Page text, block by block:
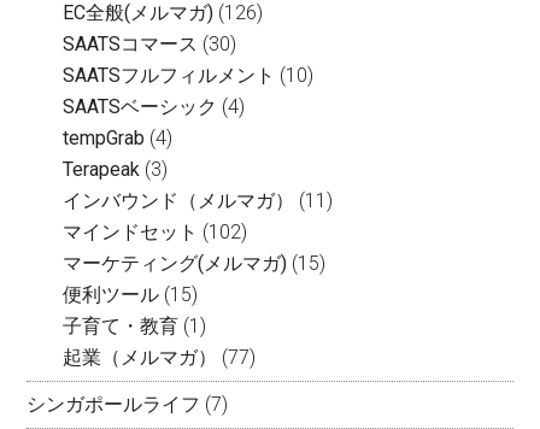
EC全般(メルマガ) (126)
SAATSコマース (30)
SAATSフルフィルメント (10)
SAATSベーシック (4)
tempGrab (4)
Terapeak (3)
インバウンド（メルマガ）
(11)
マインドセット (102)
マーケティング(メルマガ) (15)
便利ツール (15)
子育て・教育 (1)
起業（メルマガ）
(77)
シンガポールライフ (7)